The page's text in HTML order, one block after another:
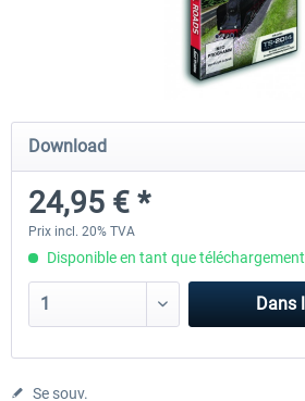
Koeblitzer Mountain Route 3 reloaded
30,20 € *
Download
24,95 € *
Prix incl. 20% TVA
Disponible en tant que
Dans
Se souv.